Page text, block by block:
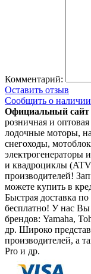
Комментарий:
Оставить отзыв
Сообщить о наличии
Официальный
розничная и
лодочные моторы,
снегоходы,
электрогенераторы
и квадроциклы
производителей!
можете купить в
Быстрая доставка
бесплатно! У нас Вы
брендов: Yamaha,
др. Широко
производителей, а
Pro и др.